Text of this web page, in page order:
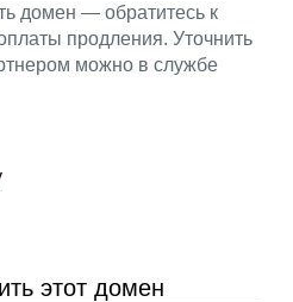
домен — обратитесь к
продления. Уточнить
можно в службе
этот домен